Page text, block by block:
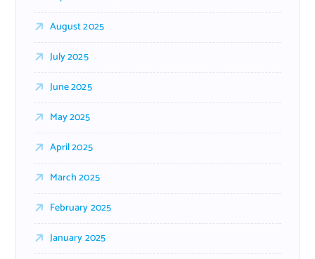
August 2025
July 2025
June 2025
May 2025
April 2025
March 2025
February 2025
January 2025